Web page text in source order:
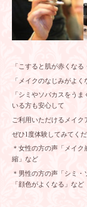
「こすると肌が赤くなる
「メイクのなじみがよく
「シミやソバカスをう
いる方も安心して
ご利用いただけるメイク
ぜひ1度体験してみてく
＊女性の方の声「メイ
縮」など
＊男性の方の声「シミ
「顔色がよくなる」など